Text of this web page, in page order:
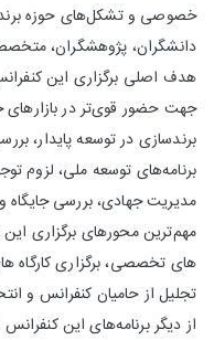
خصوصی و تشکل‌های حوزه
دانشگران، پژوهشگران،
هدف اصلی برگزاری این
جهت حضور قوی‌تر در بازارهای
برندسازی در توسعه پایدار،
برنامه‌های توسعه ملی، لزوم
مدیریت جهادی، بررسی جایگاه
مهم‌ترین محورهای برگزاری
های ‌تخصصی، برگزاری کارگاه
از دیگر برنامه‌های این